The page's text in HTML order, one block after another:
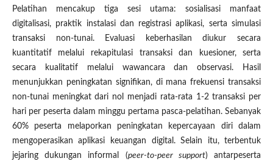
Pelatihan mencakup tiga sesi utama: sosialisasi manfaat
digitalisasi, praktik instalasi dan registrasi aplikasi, serta simulasi
transaksi non-tunai. Evaluasi keberhasilan diukur secara
kuantitatif melalui rekapitulasi transaksi dan kuesioner, serta
secara kualitatif melalui wawancara dan observasi. Hasil
menunjukkan peningkatan signifikan, di mana frekuensi transaksi
non-tunai meningkat dari nol menjadi rata-rata 1-2 transaksi per
hari per peserta dalam minggu pertama pasca-pelatihan. Sebanyak
60% peserta melaporkan peningkatan kepercayaan diri dalam
mengoperasikan aplikasi keuangan digital. Selain itu, terbentuk
jejaring dukungan informal (peer-to-peer support) antarpeserta